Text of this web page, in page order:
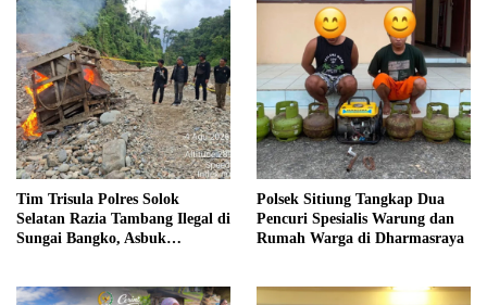
Tim Trisula Polres Solok
Selatan Razia Tambang Ilegal di
Sungai Bangko, Asbuk
Polsek Sitiung Tangkap Dua
Pencuri Spesialis Warung dan
Rumah Warga di Dharmasraya